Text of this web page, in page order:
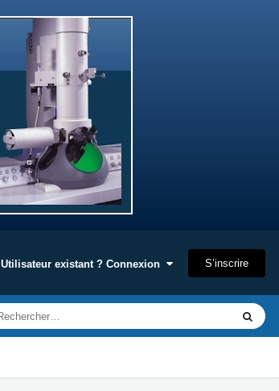
Utilisateur existant ? Connexion S’inscrire